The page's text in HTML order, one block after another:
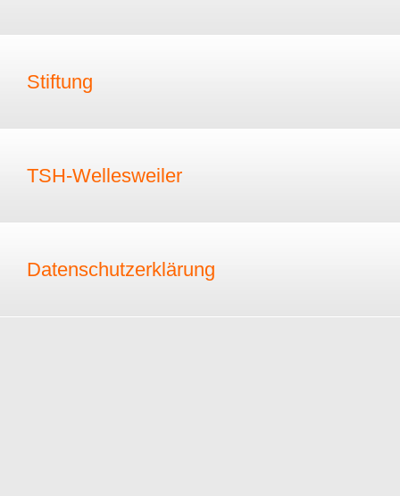
Stiftung
TSH-Wellesweiler
Datenschutzerklärung